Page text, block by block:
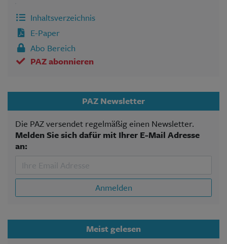
Inhaltsverzeichnis
E-Paper
Abo Bereich
PAZ abonnieren
PAZ Newsletter
Die PAZ versendet regelmäßig einen Newsletter.
Melden Sie sich dafür mit Ihrer E-Mail Adresse
an:
Anmelden
Meist gelesen